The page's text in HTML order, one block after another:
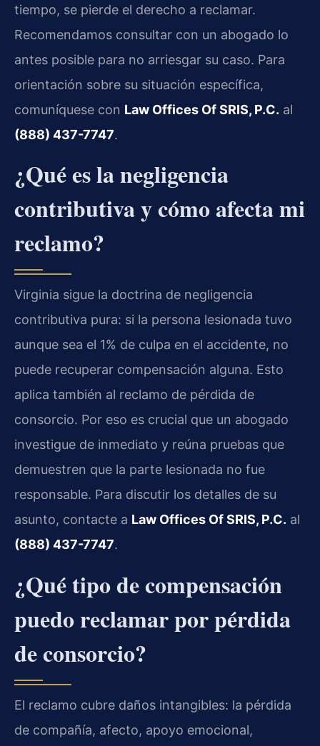
tiempo, se pierde el derecho a reclamar.
Recomendamos consultar con un abogado lo
antes posible para no arriesgar su caso. Para
orientación sobre su situación específica,
comuníquese con Law Offices Of SRIS, P.C. al
(888) 437-7747.
¿Qué es la negligencia
contributiva y cómo afecta mi
reclamo?
Virginia sigue la doctrina de negligencia
contributiva pura: si la persona lesionada tuvo
aunque sea el 1% de culpa en el accidente, no
puede recuperar compensación alguna. Esto
aplica también al reclamo de pérdida de
consorcio. Por eso es crucial que un abogado
investigue de inmediato y reúna pruebas que
demuestren que la parte lesionada no fue
responsable. Para discutir los detalles de su
asunto, contacte a Law Offices Of SRIS, P.C. al
(888) 437-7747.
¿Qué tipo de compensación
puedo reclamar por pérdida
de consorcio?
El reclamo cubre daños intangibles: la pérdida
de compañía, afecto, apoyo emocional,